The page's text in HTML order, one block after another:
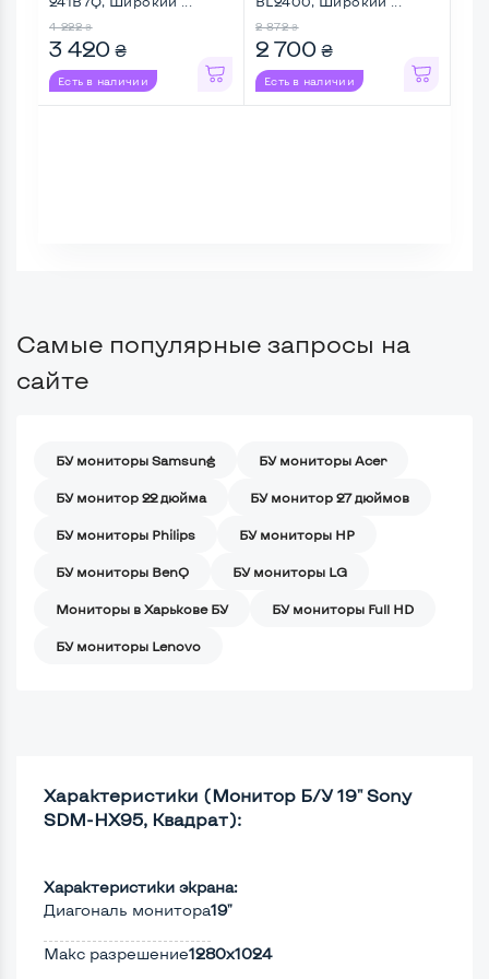
4 222 ₴
3 420 ₴
Есть в наличии
2 872 ₴
2 700 ₴
Есть в наличии
Самые популярные запросы на
сайте
БУ мониторы Samsung БУ мониторы Acer
БУ монитор 22 дюйма БУ монитор 27 дюймов
БУ мониторы Philips БУ мониторы HP
БУ мониторы BenQ БУ мониторы LG
Мониторы в Харькове БУ БУ мониторы Full HD
БУ мониторы Lenovo
Характеристики (Монитор Б/У 19" Sony
SDM-HX95, Квадрат):
Характеристики экрана:
Диагональ монитора19"
Макс разрешение1280x1024